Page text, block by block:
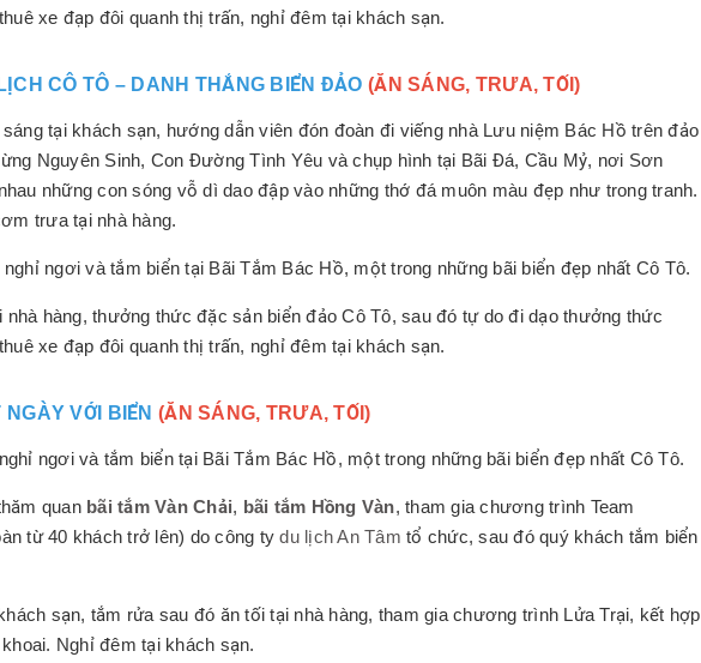
xe đạp đôi quanh thị trấn, nghỉ đêm tại khách sạn.
CÔ TÔ – DANH THẮNG BIỂN ĐẢO (ĂN SÁNG, TRƯA, TỐI)
tại khách sạn, hướng dẫn viên đón đoàn đi viếng nhà Lưu niệm Bác Hồ trên đảo
Nguyên Sinh, Con Đường Tình Yêu và chụp hình tại Bãi Đá, Cầu Mỷ, nơi Sơn
những con sóng vỗ dì dao đập vào những thớ đá muôn màu đẹp như trong tranh.
trưa tại nhà hàng.
ngơi và tắm biển tại Bãi Tắm Bác Hồ, một trong những bãi biển đẹp nhất Cô Tô.
nhà hàng, thưởng thức đặc sản biển đảo Cô Tô, sau đó tự do đi dạo thưởng thức
xe đạp đôi quanh thị trấn, nghỉ đêm tại khách sạn.
VỚI BIỂN (ĂN SÁNG, TRƯA, TỐI)
ngơi và tắm biển tại Bãi Tắm Bác Hồ, một trong những bãi biển đẹp nhất Cô Tô.
quan bãi tắm Vàn Chải, bãi tắm Hồng Vàn, tham gia chương trình Team
từ 40 khách trở lên) do công tydu lịch An Tâm tổ chức, sau đó quý khách tắm biển
sạn, tắm rửa sau đó ăn tối tại nhà hàng, tham gia chương trình Lửa Trại, kết hợp
Nghỉ đêm tại khách sạn.